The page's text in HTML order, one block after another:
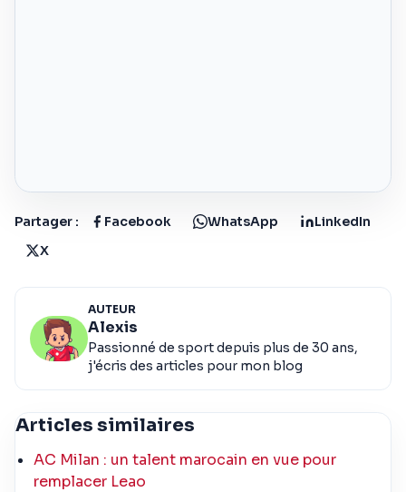
Partager : Facebook WhatsApp
LinkedIn
X
AUTEUR
Alexis
Passionné de sport depuis plus de 30 ans,
j'écris des articles pour mon blog
Articles similaires
AC Milan : un talent marocain en vue pour
remplacer Leao